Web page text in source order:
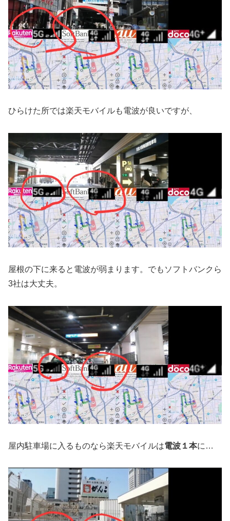
ひらけた所では楽天モバイルも電波が良いですが、
屋根の下に来ると電波が弱まります。でもソフトバンクら
3社は大丈夫。
屋内駐車場に入るものなら楽天モバイルは電波１本に…